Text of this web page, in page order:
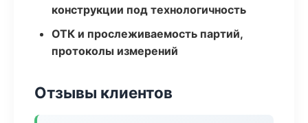
конструкции под технологичность
ОТК и прослеживаемость партий,
протоколы измерений
Отзывы клиентов